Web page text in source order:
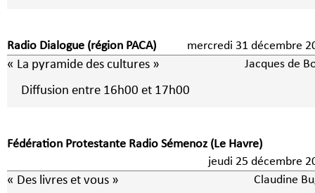
Radio Dialogue (région PACA) mercredi 31 décembre
« La pyramide des cultures » Jacques de
Diffusion entre 16h00 et 17h00
Fédération Protestante Radio Sémenoz (Le Havre)
jeudi 25 décembre
« Des livres et vous » Claudine